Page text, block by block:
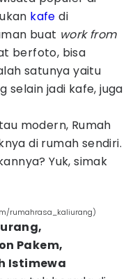
kafe di
buat work from
berfoto, bisa
satunya yaitu
selain jadi kafe, juga
modern, Rumah
di rumah sendiri.
Yuk, simak
rumahrasa_kaliurang)
Pakem,
Istimewa